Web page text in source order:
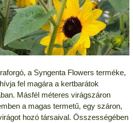
a Syngenta Flowers terméke,
fel magára a kertbarátok
Másfél méteres virágszáron
a magas termetű, egy száron,
hozó társaival. Összességében